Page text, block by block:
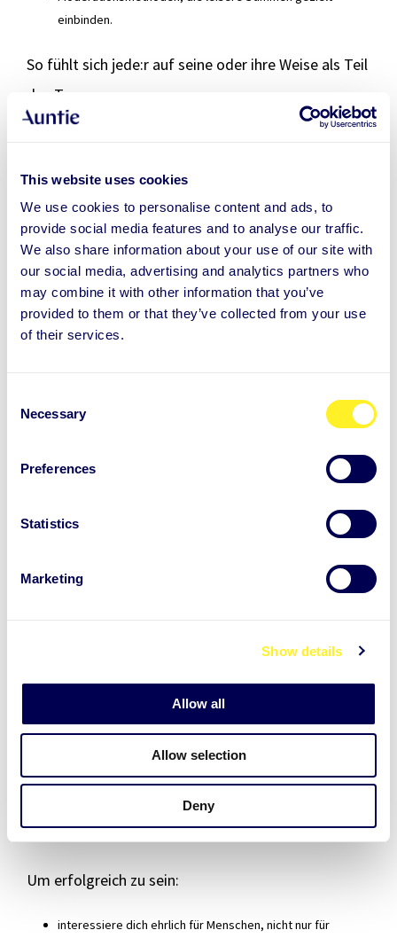
This website uses cookies
We use cookies to personalise content and ads, to
provide social media features and to analyse our traffic.
We also share information about your use of our site with
our social media, advertising and analytics partners who
may combine it with other information that you’ve
provided to them or that they’ve collected from your use
of their services.
Necessary
Preferences
Statistics
Marketing
Show details
Allow all
Allow selection
Deny
einbinden.
So fühlt sich jede:r auf seine oder ihre Weise als Teil
des Teams.
vereinbarte Regeln bestehen.
Einigt euch z. B. darauf:
Wie geben wir Feedback?
Wie stellen wir sicher, dass alle gehört werden?
Klare Regeln schaffen einen sicheren Raum, in dem
verschiedene Persönlichkeiten aufblühen können.
weiterentwickeln
Persönlichkeit und deinen Kommunikationsstil ins
Team ein. Es ist wichtig, zu reflektieren, wie du auf
unterschiedliche Menschen reagierst, welche
Das Building Bridges Together-Paket von Auntie für
Teamleitungen bietet dir Raum, genau diese
Themen zu erkunden. Du bekommst konkrete
Werkzeuge, um die Interaktion in deinem Team zu
stärken – und die Dynamik zwischen verschiedenen
Persönlichkeiten gezielt zu gestalten.
Um erfolgreich zu sein:
interessiere dich ehrlich für Menschen, nicht nur für